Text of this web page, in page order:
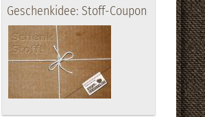
Geschenkidee: Stoff-Coupon